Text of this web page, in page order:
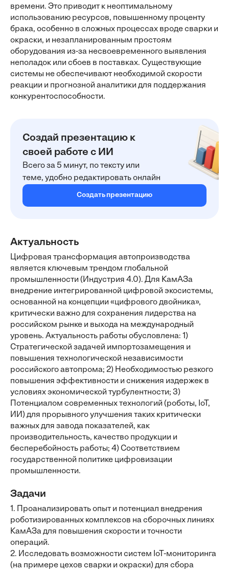
времени. Это приводит к неоптимальному
использованию ресурсов, повышенному проценту
брака, особенно в сложных процессах вроде сварки и
окраски, и незапланированным простоям
оборудования из-за несвоевременного выявления
неполадок или сбоев в поставках. Существующие
системы не обеспечивают необходимой скорости
реакции и прогнозной аналитики для поддержания
конкурентоспособности.
Создай презентацию к
своей работе с ИИ
Всего за 5 минут, по тексту или
теме, удобно редактировать онлайн
Создать презентацию
Актуальность
Цифровая трансформация автопроизводства
является ключевым трендом глобальной
промышленности (Индустрия 4.0). Для КамАЗа
внедрение интегрированной цифровой экосистемы,
основанной на концепции «цифрового двойника»,
критически важно для сохранения лидерства на
российском рынке и выхода на международный
уровень. Актуальность работы обусловлена: 1)
Стратегической задачей импортозамещения и
повышения технологической независимости
российского автопрома; 2) Необходимостью резкого
повышения эффективности и снижения издержек в
условиях экономической турбулентности; 3)
Потенциалом современных технологий (роботы, IoT,
ИИ) для прорывного улучшения таких критически
важных для завода показателей, как
производительность, качество продукции и
бесперебойность работы; 4) Соответствием
государственной политике цифровизации
промышленности.
Задачи
1. Проанализировать опыт и потенциал внедрения
роботизированных комплексов на сборочных линиях
КамАЗа для повышения скорости и точности
операций.
2. Исследовать возможности систем IoT-мониторинга
(на примере цехов сварки и окраски) для сбора